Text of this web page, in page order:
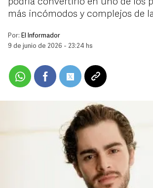
podría convertirlo en uno de los
más incómodos y complejos de
Por: El Informador
9 de junio de 2026 - 23:24 hs